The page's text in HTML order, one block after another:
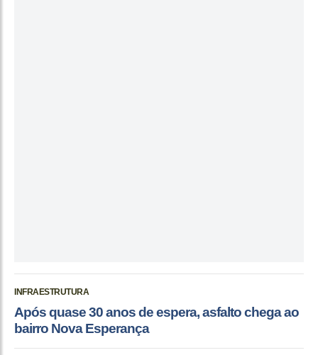
INFRAESTRUTURA
Após quase 30 anos de espera, asfalto chega ao
bairro Nova Esperança